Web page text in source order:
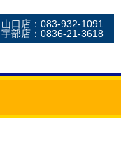
口店：083-932-1091
部店：0836-21-3618